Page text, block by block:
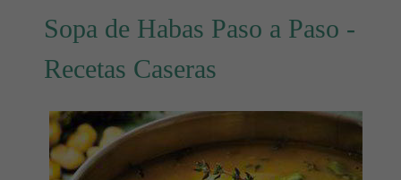
Sopa de Habas Paso a Paso -
Recetas Caseras